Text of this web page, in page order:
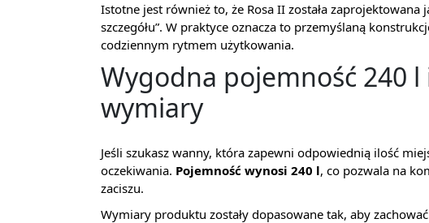
Istotne jest również to, że Rosa II została
szczegółu”. W praktyce oznacza to przemyślaną
codziennym rytmem użytkowania.
Wygodna pojemność 240
wymiary
Jeśli szukasz wanny, która zapewni odpowiednią ilość
oczekiwania. Pojemność wynosi 240 l, co pozwala na
zaciszu.
Wymiary produktu zostały dopasowane tak, aby